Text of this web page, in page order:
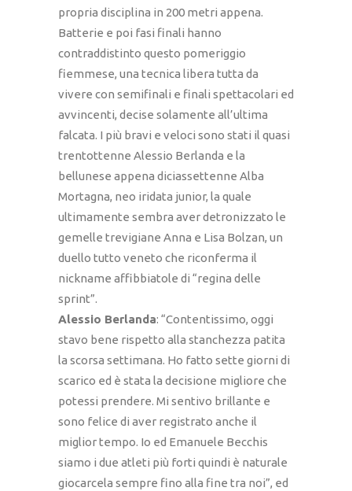
propria disciplina in 200 metri appena.
Batterie e poi fasi finali hanno
contraddistinto questo pomeriggio
fiemmese, una tecnica libera tutta da
vivere con semifinali e finali spettacolari ed
avvincenti, decise solamente all’ultima
falcata. I più bravi e veloci sono stati il quasi
trentottenne Alessio Berlanda e la
bellunese appena diciassettenne Alba
Mortagna, neo iridata junior, la quale
ultimamente sembra aver detronizzato le
gemelle trevigiane Anna e Lisa Bolzan, un
duello tutto veneto che riconferma il
nickname affibbiatole di “regina delle
sprint”.
Alessio Berlanda: “Contentissimo, oggi
stavo bene rispetto alla stanchezza patita
la scorsa settimana. Ho fatto sette giorni di
scarico ed è stata la decisione migliore che
potessi prendere. Mi sentivo brillante e
sono felice di aver registrato anche il
miglior tempo. Io ed Emanuele Becchis
siamo i due atleti più forti quindi è naturale
giocarcela sempre fino alla fine tra noi”, ed